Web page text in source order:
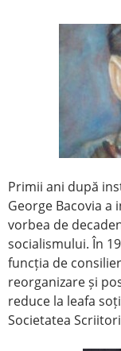
Primii ani după
George Bacovia
vorbea de
socialismului. În
funcția de
reorganizare și
reduce la leafa
Societatea